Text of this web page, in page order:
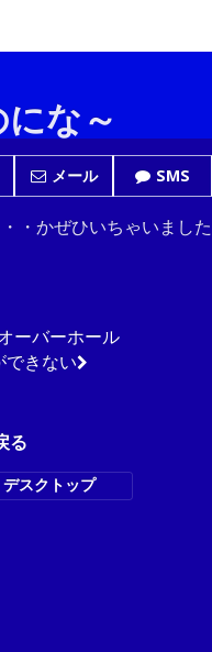
な～
メール SMS
・かぜひいちゃいました
ーバーホール
できない
る
デスクトップ